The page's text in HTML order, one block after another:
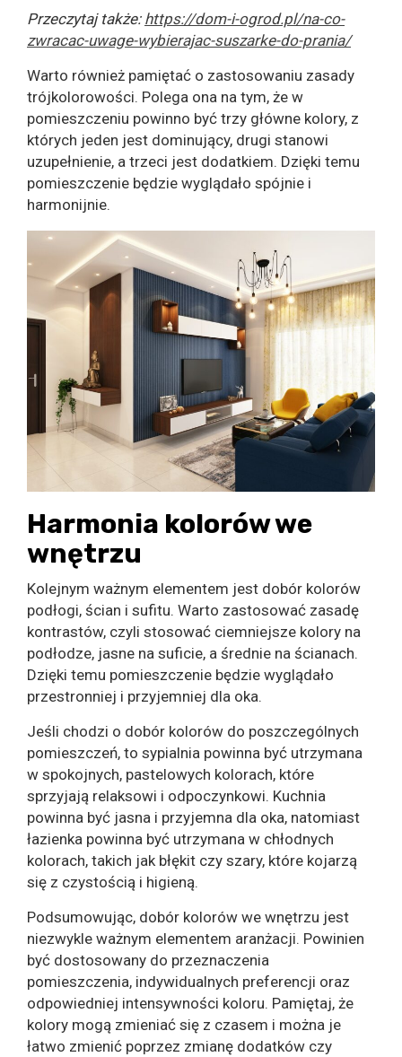
Przeczytaj także: https://dom-i-ogrod.pl/na-co-
zwracac-uwage-wybierajac-suszarke-do-prania/
Warto również pamiętać o zastosowaniu zasady
trójkolorowości. Polega ona na tym, że w
pomieszczeniu powinno być trzy główne kolory, z
których jeden jest dominujący, drugi stanowi
uzupełnienie, a trzeci jest dodatkiem. Dzięki temu
pomieszczenie będzie wyglądało spójnie i
harmonijnie.
Harmonia kolorów we
wnętrzu
Kolejnym ważnym elementem jest dobór kolorów
podłogi, ścian i sufitu. Warto zastosować zasadę
kontrastów, czyli stosować ciemniejsze kolory na
podłodze, jasne na suficie, a średnie na ścianach.
Dzięki temu pomieszczenie będzie wyglądało
przestronniej i przyjemniej dla oka.
Jeśli chodzi o dobór kolorów do poszczególnych
pomieszczeń, to sypialnia powinna być utrzymana
w spokojnych, pastelowych kolorach, które
sprzyjają relaksowi i odpoczynkowi. Kuchnia
powinna być jasna i przyjemna dla oka, natomiast
łazienka powinna być utrzymana w chłodnych
kolorach, takich jak błękit czy szary, które kojarzą
się z czystością i higieną.
Podsumowując, dobór kolorów we wnętrzu jest
niezwykle ważnym elementem aranżacji. Powinien
być dostosowany do przeznaczenia
pomieszczenia, indywidualnych preferencji oraz
odpowiedniej intensywności koloru. Pamiętaj, że
kolory mogą zmieniać się z czasem i można je
łatwo zmienić poprzez zmianę dodatków czy